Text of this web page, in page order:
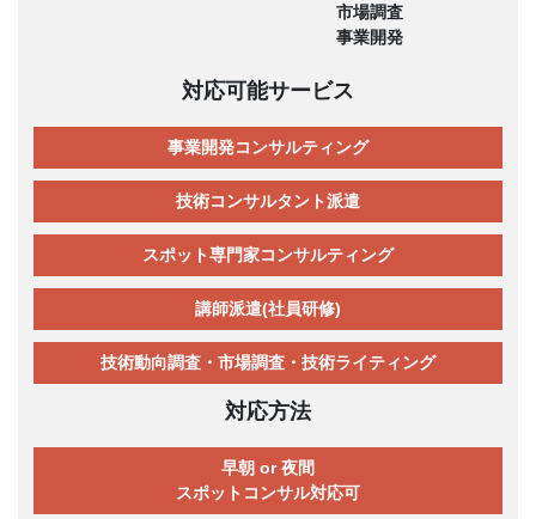
市場調査
事業開発
対応可能サービス
事業開発コンサルティング
技術コンサルタント派遣
スポット専門家コンサルティング
講師派遣(社員研修)
技術動向調査・市場調査・技術ライティング
対応方法
早朝 or 夜間
スポットコンサル対応可